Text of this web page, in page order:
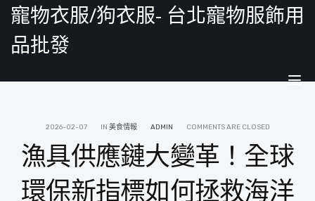
寵物衣服/狗衣服- 台北寵物服飾用
品批發
2026-02-07 IN 美食情報 ADMIN COMMENTS ARE CLOSED
漁具供應鏈大變革！全球
環保新指標如何拯救海洋